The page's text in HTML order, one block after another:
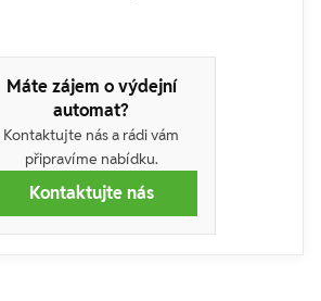
Máte zájem o výdejní
automat?
Kontaktujte nás a rádi vám
připravíme nabídku.
Kontaktujte nás